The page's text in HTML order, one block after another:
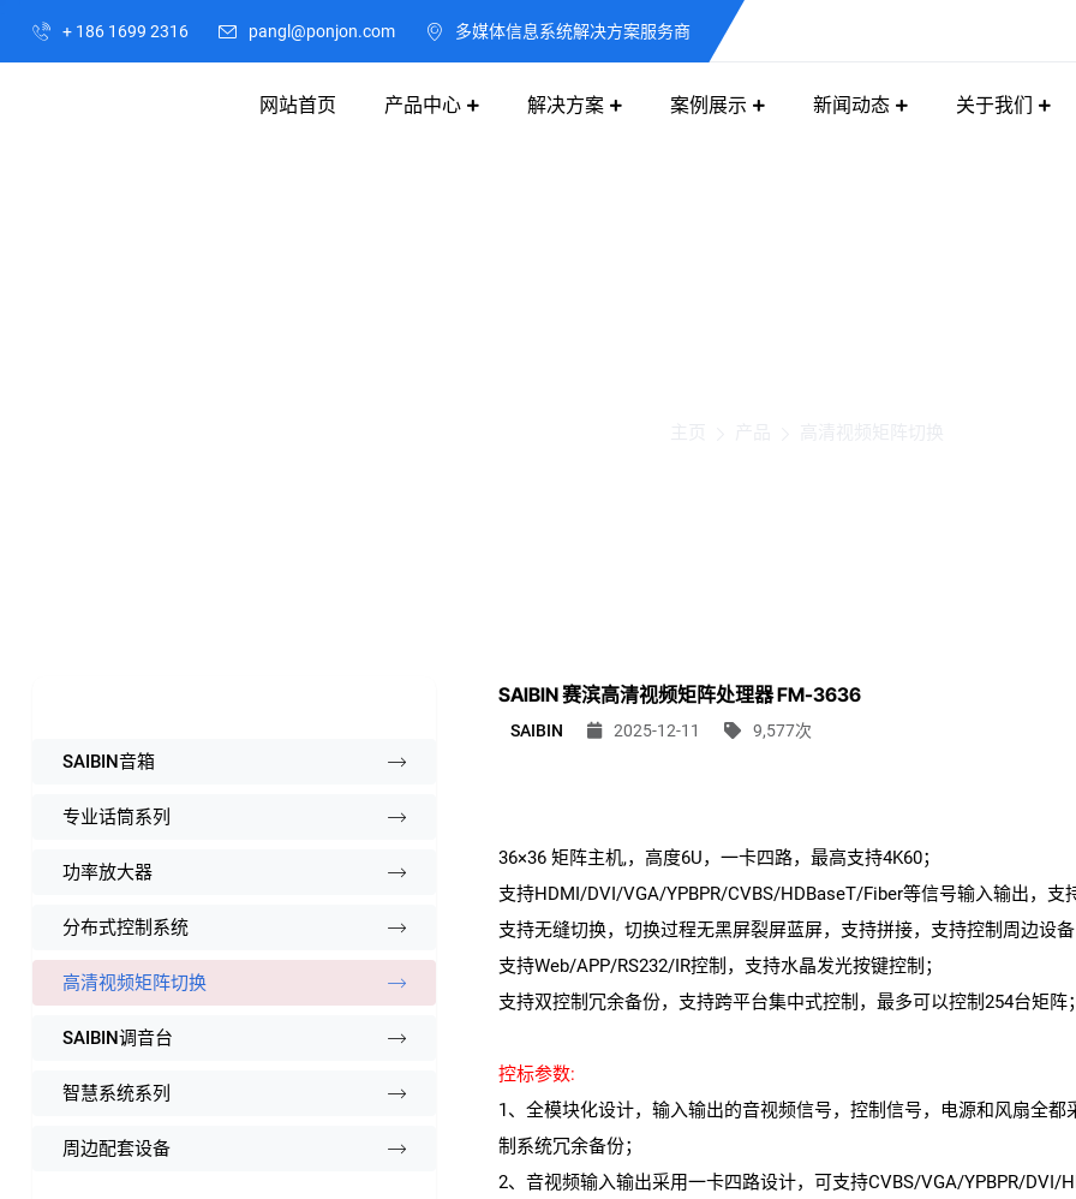
+ 186 1699 2316 pangl@ponjon.com 多媒体信息系统解决方案服务商
网站首页 产品中心 解决方案 案例展示 新闻动态 关于我们
SAIBIN音箱
专业话筒系列
功率放大器
分布式控制系统
高清视频矩阵切换
SAIBIN调音台
智慧系统系列
周边配套设备
SAIBIN 赛滨高清视频矩阵处理器 FM-3636
SAIBIN 2025-12-11 9,577次
36×36 矩阵主机,，高度6U，一卡四路，最高支持4K60；
支持HDMI/DVI/VGA/YPBPR/CVBS/HDBaseT/Fiber等信号输入输出，支
支持无缝切换，切换过程无黑屏裂屏蓝屏，支持拼接，支持控制周边设备
支持Web/APP/RS232/IR控制，支持水晶发光按键控制；
支持双控制冗余备份，支持跨平台集中式控制，最多可以控制254台矩阵；
控标参数:
1、全模块化设计，输入输出的音视频信号，控制信号，电源和风扇全
制系统冗余备份；
2、音视频输入输出采用一卡四路设计，可支持CVBS/VGA/YPBPR/